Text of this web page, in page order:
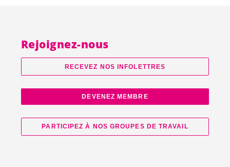
Rejoignez-nous
RECEVEZ NOS INFOLETTRES
DEVENEZ MEMBRE
PARTICIPEZ À NOS GROUPES DE TRAVAIL